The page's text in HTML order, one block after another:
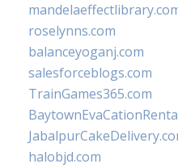
roselynns.com
balanceyoganj.com
salesforceblogs.com
TrainGames365.com
halobjd.com